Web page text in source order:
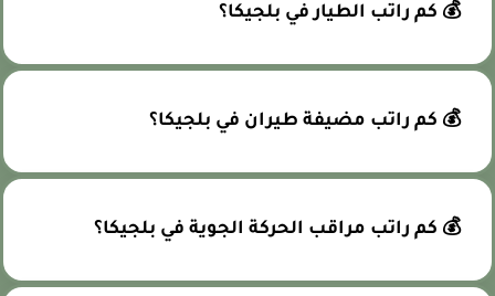
💰 كم راتب الطيار في بلجيكا؟
💰 كم راتب مضيفة طيران في بلجيكا؟
💰 كم راتب مراقب الحركة الجوية في بلجيكا؟